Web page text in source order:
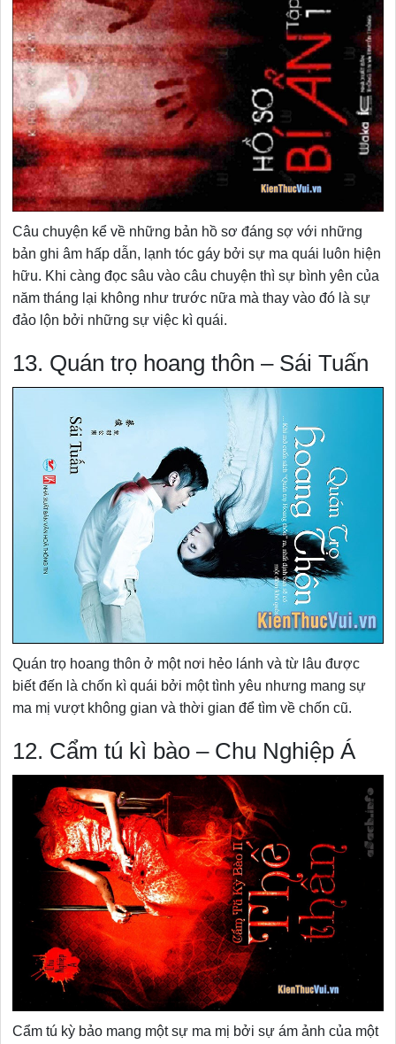
Câu chuyện kể về những bản hồ sơ đáng sợ với những
bản ghi âm hấp dẫn, lạnh tóc gáy bởi sự ma quái luôn hiện
hữu. Khi càng đọc sâu vào câu chuyện thì sự bình yên của
năm tháng lại không như trước nữa mà thay vào đó là sự
đảo lộn bởi những sự việc kì quái.
13. Quán trọ hoang thôn – Sái Tuấn
Quán trọ hoang thôn ở một nơi hẻo lánh và từ lâu được
biết đến là chốn kì quái bởi một tình yêu nhưng mang sự
ma mị vượt không gian và thời gian để tìm về chốn cũ.
12. Cẩm tú kì bào – Chu Nghiệp Á
Cẩm tú kỳ bảo mang một sự ma mị bởi sự ám ảnh của một